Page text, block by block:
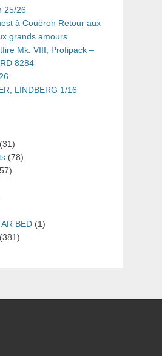
25/26
à Couëron Retour aux
grands amours
Mk. VIII, Profipack –
8284
LINDBERG 1/16
(31)
(78)
BED (1)
(381)